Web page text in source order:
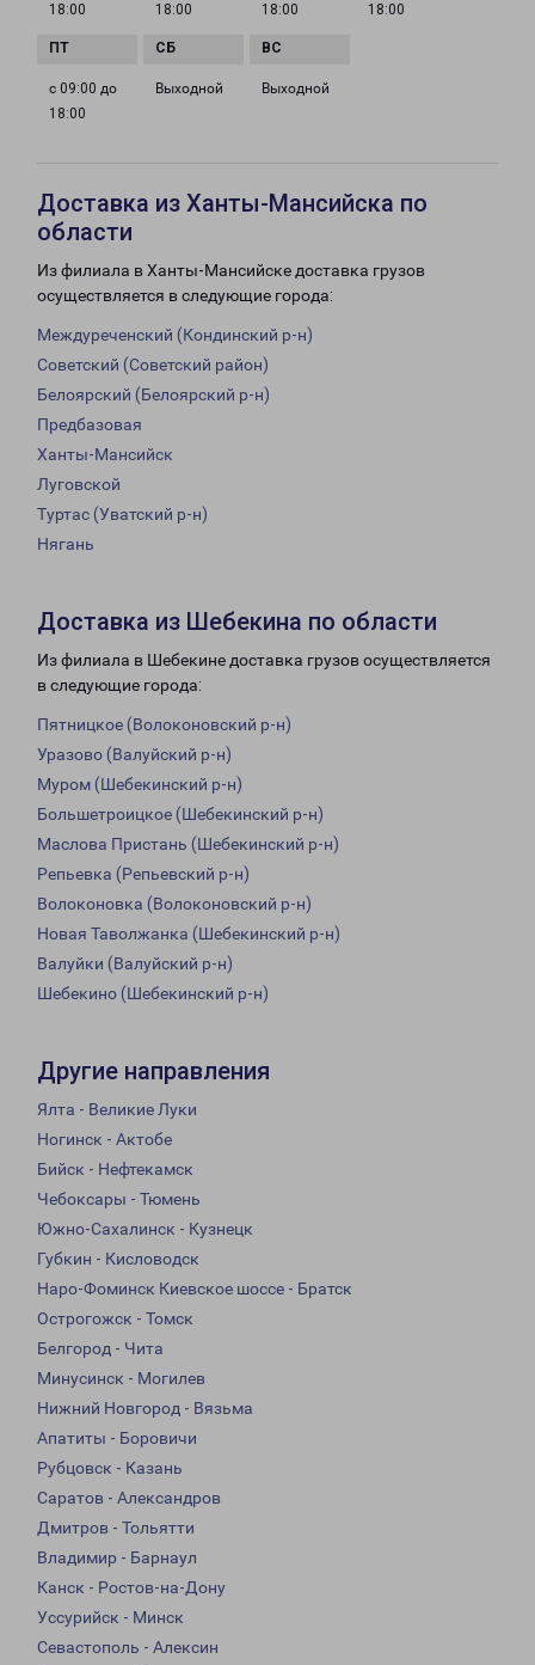
18:00
18:00
18:00
18:00
с 09:00 до
18:00
Выходной Выходной
Доставка из Ханты-Мансийска по
области
Из филиала в Ханты-Мансийске доставка грузов
осуществляется в следующие города:
Междуреченский (Кондинский р-н)
Советский (Советский район)
Белоярский (Белоярский р-н)
Предбазовая
Ханты-Мансийск
Луговской
Туртас (Уватский р-н)
Нягань
Доставка из Шебекина по области
Из филиала в Шебекине доставка грузов осуществляется
в следующие города:
Пятницкое (Волоконовский р-н)
Уразово (Валуйский р-н)
Муром (Шебекинский р-н)
Большетроицкое (Шебекинский р-н)
Маслова Пристань (Шебекинский р-н)
Репьевка (Репьевский р-н)
Волоконовка (Волоконовский р-н)
Новая Таволжанка (Шебекинский р-н)
Валуйки (Валуйский р-н)
Шебекино (Шебекинский р-н)
Другие направления
Ялта - Великие Луки
Ногинск - Актобе
Бийск - Нефтекамск
Чебоксары - Тюмень
Южно-Сахалинск - Кузнецк
Губкин - Кисловодск
Наро-Фоминск Киевское шоссе - Братск
Острогожск - Томск
Белгород - Чита
Минусинск - Могилев
Нижний Новгород - Вязьма
Апатиты - Боровичи
Рубцовск - Казань
Саратов - Александров
Дмитров - Тольятти
Владимир - Барнаул
Канск - Ростов-на-Дону
Уссурийск - Минск
Севастополь - Алексин